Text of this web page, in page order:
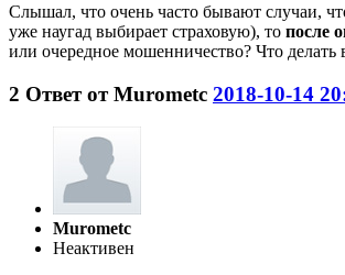
Слышал, что очень часто бывают случаи,
уже наугад выбирает страховую), то после
или очередное мошенничество? Что
2 Ответ отMurometc 2018-10-14
Murometc
Неактивен